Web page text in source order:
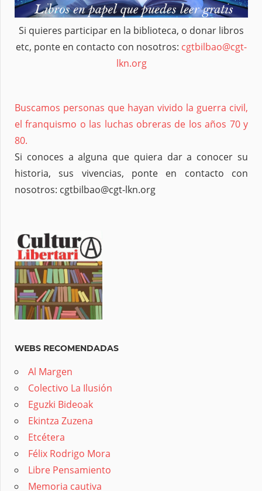
Si quieres participar en la biblioteca, o donar libros
etc, ponte en contacto con nosotros: cgtbilbao@cgt-
lkn.org
Buscamos personas que hayan vivido la guerra civil,
el franquismo o las luchas obreras de los años 70 y
80.
Si conoces a alguna que quiera dar a conocer su
historia, sus vivencias, ponte en contacto con
nosotros: cgtbilbao@cgt-lkn.org
WEBS RECOMENDADAS
Al Margen
Colectivo La Ilusión
Eguzki Bideoak
Ekintza Zuzena
Etcétera
Félix Rodrigo Mora
Libre Pensamiento
Memoria cautiva